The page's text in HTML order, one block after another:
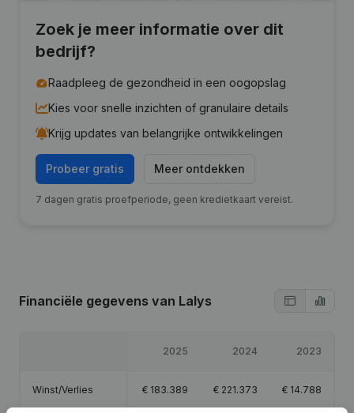
Zoek je meer informatie over dit
bedrijf?
Raadpleeg de gezondheid in een oogopslag
Kies voor snelle inzichten of granulaire details
Krijg updates van belangrijke ontwikkelingen
Probeer gratis Meer ontdekken
7 dagen gratis proefperiode, geen kredietkaart vereist.
Financiële gegevens van Lalys
2025 2024 2023
Winst/Verlies € 183.389 € 221.373 € 14.788